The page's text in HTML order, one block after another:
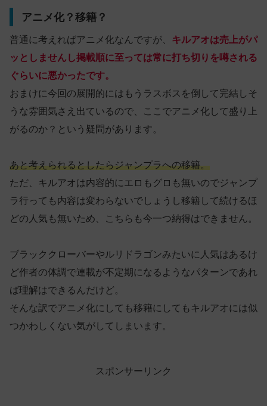
アニメ化？移籍？
普通に考えればアニメ化なんですが、 キルアオは売上がパ
ッとしませんし掲載順に至っては常に打ち切りを噂される
ぐらいに悪かったです。
おまけに今回の展開的にはもうラスボスを倒して完結しそ
うな雰囲気さえ出ているので、ここでアニメ化して盛り上
がるのか？という疑問があります。
あと考えられるとしたらジャンプラへの移籍。
ただ、キルアオは内容的にエロもグロも無いのでジャンプ
ラ行っても内容は変わらないでしょうし移籍して続けるほ
どの人気も無いため、こちらも今一つ納得はできません。
ブラッククローバーやルリドラゴンみたいに人気はあるけ
ど作者の体調で連載が不定期になるようなパターンであれ
ば理解はできるんだけど。
そんな訳でアニメ化にしても移籍にしてもキルアオには似
つかわしくない気がしてしまいます。
スポンサーリンク